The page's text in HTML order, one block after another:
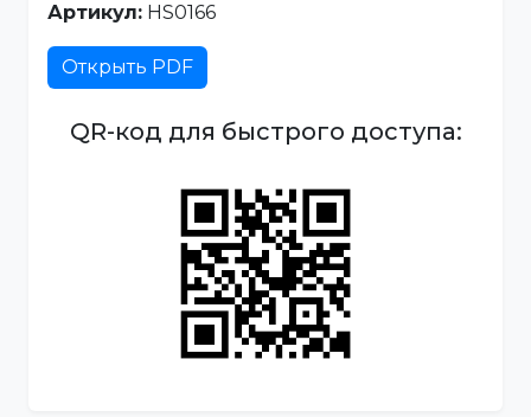
Артикул: HS0166
Открыть PDF
QR-код для быстрого доступа: